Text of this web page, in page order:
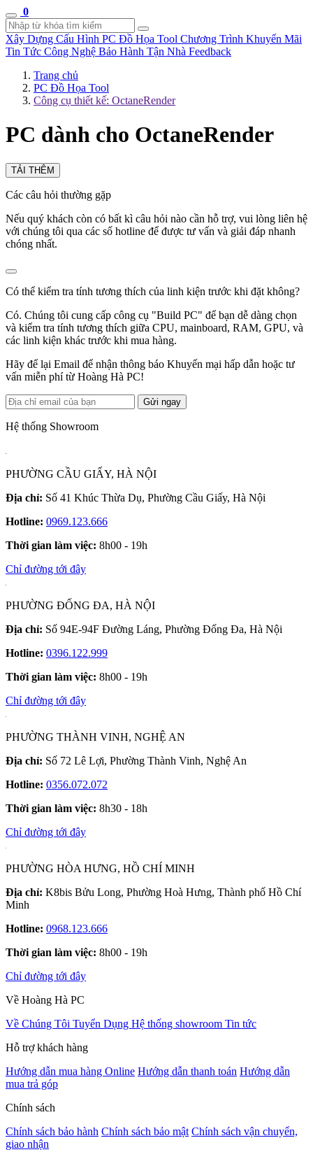
0
Xây Dựng Cấu Hình PC Đồ Họa Tool Chương Trình Khuyến Mãi
Tin Tức Công Nghệ Bảo Hành Tận Nhà Feedback
Trang chủ
PC Đồ Họa Tool
Công cụ thiết kế: OctaneRender
PC dành cho OctaneRender
TẢI THÊM
Các câu hỏi thường gặp
Nếu quý khách còn có bất kì câu hỏi nào cần hỗ trợ, vui lòng liên hệ
với chúng tôi qua các số hotline để được tư vấn và giải đáp nhanh
chóng nhất.
Có thể kiểm tra tính tương thích của linh kiện trước khi đặt không?
Có. Chúng tôi cung cấp công cụ "Build PC" để bạn dễ dàng chọn
và kiểm tra tính tương thích giữa CPU, mainboard, RAM, GPU, và
các linh kiện khác trước khi mua hàng.
Hãy để lại Email để nhận thông báo Khuyến mại hấp dẫn hoặc tư
vấn miễn phí từ Hoàng Hà PC!
Gửi ngay
Hệ thống Showroom
PHƯỜNG CẦU GIẤY, HÀ NỘI
Địa chỉ: Số 41 Khúc Thừa Dụ, Phường Cầu Giấy, Hà Nội
Hotline: 0969.123.666
Thời gian làm việc: 8h00 - 19h
Chỉ đường tới đây
PHƯỜNG ĐỐNG ĐA, HÀ NỘI
Địa chỉ: Số 94E-94F Đường Láng, Phường Đống Đa, Hà Nội
Hotline: 0396.122.999
Thời gian làm việc: 8h00 - 19h
Chỉ đường tới đây
PHƯỜNG THÀNH VINH, NGHỆ AN
Địa chỉ: Số 72 Lê Lợi, Phường Thành Vinh, Nghệ An
Hotline: 0356.072.072
Thời gian làm việc: 8h30 - 18h
Chỉ đường tới đây
PHƯỜNG HÒA HƯNG, HỒ CHÍ MINH
Địa chỉ: K8bis Bửu Long, Phường Hoà Hưng, Thành phố Hồ Chí
Minh
Hotline: 0968.123.666
Thời gian làm việc: 8h00 - 19h
Chỉ đường tới đây
Về Hoàng Hà PC
Về Chúng Tôi Tuyển Dụng Hệ thống showroom Tin tức
Hỗ trợ khách hàng
Hướng dẫn mua hàng Online Hướng dẫn thanh toán Hướng dẫn
mua trả góp
Chính sách
Chính sách bảo hành Chính sách bảo mật Chính sách vận chuyển,
giao nhận